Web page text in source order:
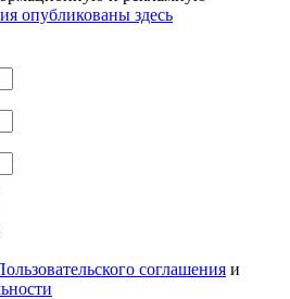
опубликованы здесь
соглашения и